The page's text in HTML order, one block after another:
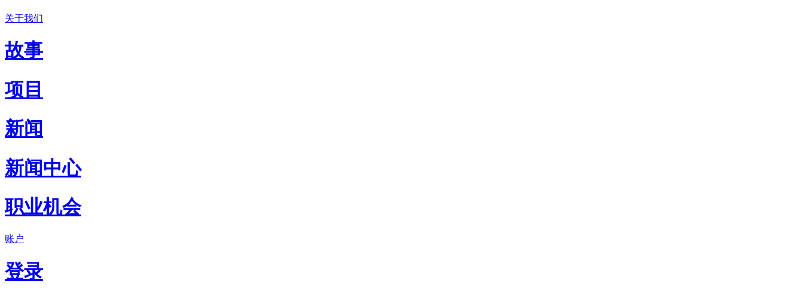
关于我们
故事
项目
新闻
新闻中心
职业机会
账户
登录